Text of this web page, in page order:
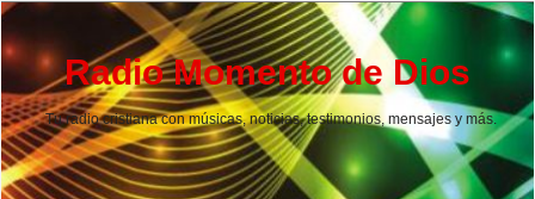
Skip
to
contentRadio Momento de Dios
Tu radio cristiana con músicas, noticias, testimonios, mensajes y más.